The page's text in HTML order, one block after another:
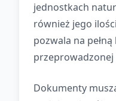
jednostkach
również jego
pozwala na
przeprowadzonej
Dokumenty